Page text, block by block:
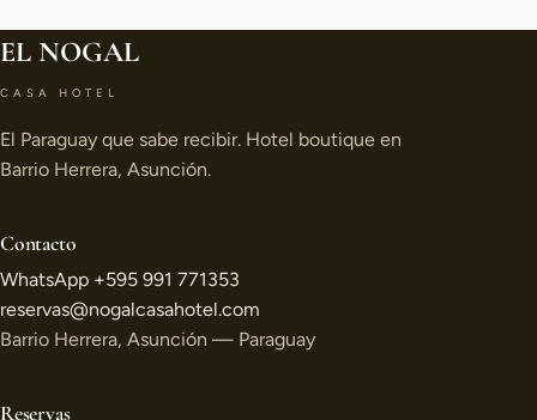
EL NOGAL
CASA HOTEL
El Paraguay que sabe recibir. Hotel boutique en
Barrio Herrera, Asunción.
Contacto
WhatsApp +595 991 771353
reservas@nogalcasahotel.com
Barrio Herrera, Asunción — Paraguay
Reservas